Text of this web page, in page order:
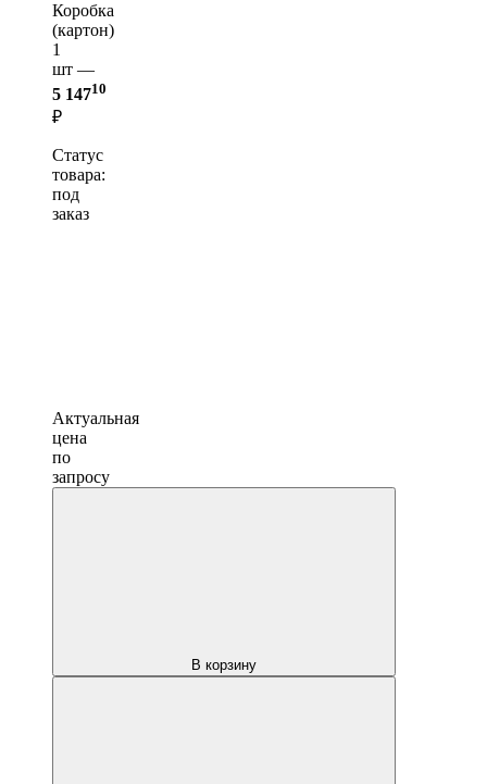
Коробка
(картон)
1
шт —
5 14710
₽
Статус
товара:
под
заказ
Актуальная
цена
по
запросу
В корзину